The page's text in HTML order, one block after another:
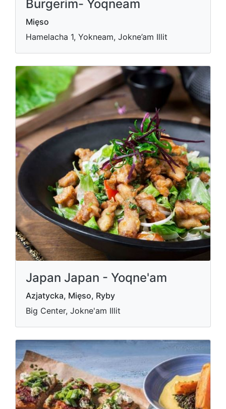
Burgerim- Yoqneam
Mięso
Hamelacha 1, Yokneam, Jokne’am Illit
Japan Japan - Yoqne'am
Azjatycka, Mięso, Ryby
Big Center, Jokne'am Illit